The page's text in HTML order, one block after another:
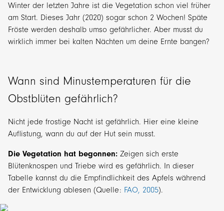
Winter der letzten Jahre ist die Vegetation schon viel früher
am Start. Dieses Jahr (2020) sogar schon 2 Wochen! Späte
Fröste werden deshalb umso gefährlicher. Aber musst du
wirklich immer bei kalten Nächten um deine Ernte bangen?
Wann sind Minustemperaturen für die
Obstblüten gefährlich?
Nicht jede frostige Nacht ist gefährlich. Hier eine kleine
Auflistung, wann du auf der Hut sein musst.
Die Vegetation hat begonnen: Zeigen sich erste
Blütenknospen und Triebe wird es gefährlich. In dieser
Tabelle kannst du die Empfindlichkeit des Apfels während
der Entwicklung ablesen (Quelle: FAO, 2005).